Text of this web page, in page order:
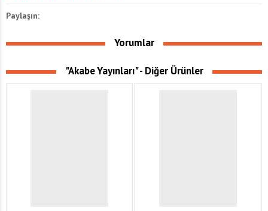
Paylaşın:
Yorumlar
"Akabe Yayınları" - Diğer Ürünler